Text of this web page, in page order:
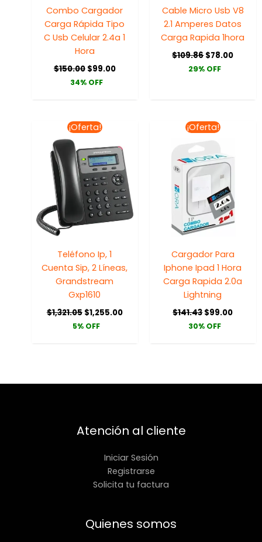
Combo Cargador
Carga Rápida Tipo
C Usb Celular 2.4a 1
Hora
$150.00 $99.00
34% OFF
Cable Micro Usb V8
2.1 Amperes Datos
Carga Rapida 1hora
$109.86$78.00
29% OFF
¡Oferta!
Teléfono Ip, 1
Cuenta Sip, 2 Líneas,
Grandstream
Gxp1610
$1,321.05
El
precio
original
era:
$1,321.05.
$1,255.00
actual
es:
$1,255.00.
5% OFF
¡Oferta!
Cargador Para
Iphone Ipad 1 Hora
Carga Rapida 2.0a
Lightning
$141.43
El
precio
era:
$141.43.
$99.00
es:
30% OFF
Atención al cliente
Iniciar Sesión
Registrarse
Solicita tu factura
Quienes somos